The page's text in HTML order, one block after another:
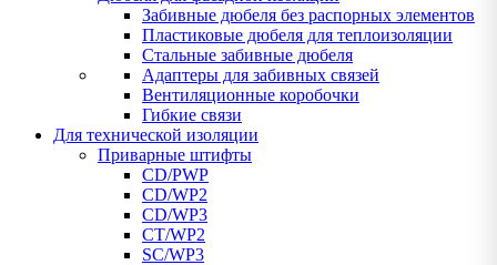
Забивные дюбеля без распорных элементов
Пластиковые дюбеля для теплоизоляции
Стальные забивные дюбеля
Адаптеры для забивных связей
Вентиляционные коробочки
Гибкие связи
Для технической изоляции
Приварные штифты
CD/PWP
CD/WP2
CD/WP3
CT/WP2
SC/WP3